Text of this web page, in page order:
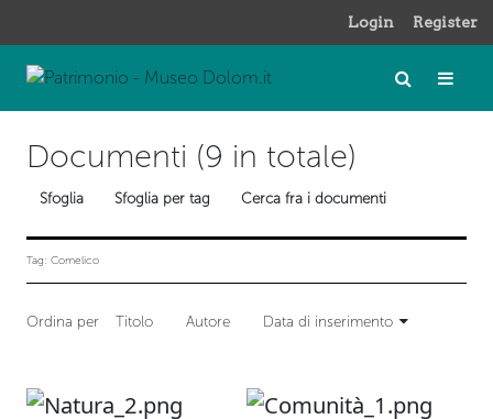
Login Register
Documenti (9 in totale)
Sfoglia Sfoglia per tag Cerca fra i documenti
Tag: Comelico
Ordina per Titolo Autore Data di inserimento